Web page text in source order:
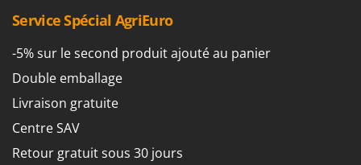
Tondeuses débroussailleuses thermiques
Trancheuses
Trancheuses de sol
Transpalettes
Treuils de débardage
Tronçonneuses
Landxcape
LAR Casalinghi
Lavor
Linea VZ
Lisam
Lotusgrill
Service Spécial AgriEuro
-5% sur le second produit ajouté au panier
Double emballage
Livraison gratuite
Centre SAV
Retour gratuit sous 30 jours